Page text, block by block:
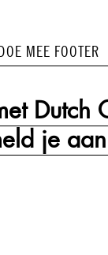
MEE FOOTER
Dutch
je